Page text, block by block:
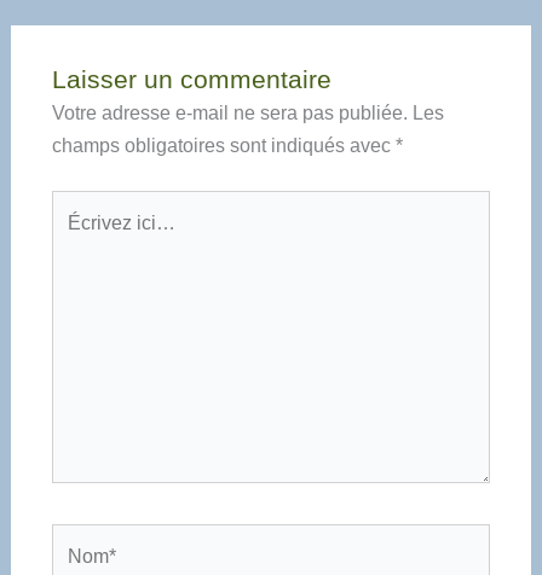
Laisser un commentaire
Votre adresse e-mail ne sera pas publiée. Les
champs obligatoires sont indiqués avec *